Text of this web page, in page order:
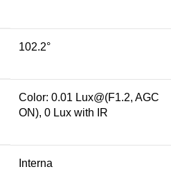
102.2°
Color: 0.01 Lux@(F1.2, AGC
ON), 0 Lux with IR
Interna